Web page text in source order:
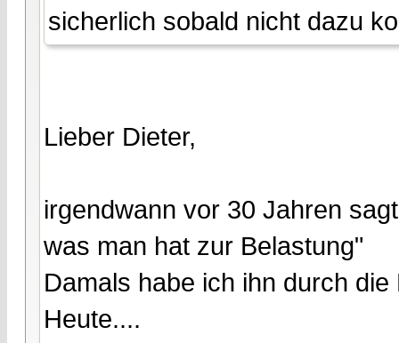
sicherlich sobald nicht dazu
Lieber Dieter,
irgendwann vor 30 Jahren
was man hat zur Belastung"
Damals habe ich ihn durch
Heute....